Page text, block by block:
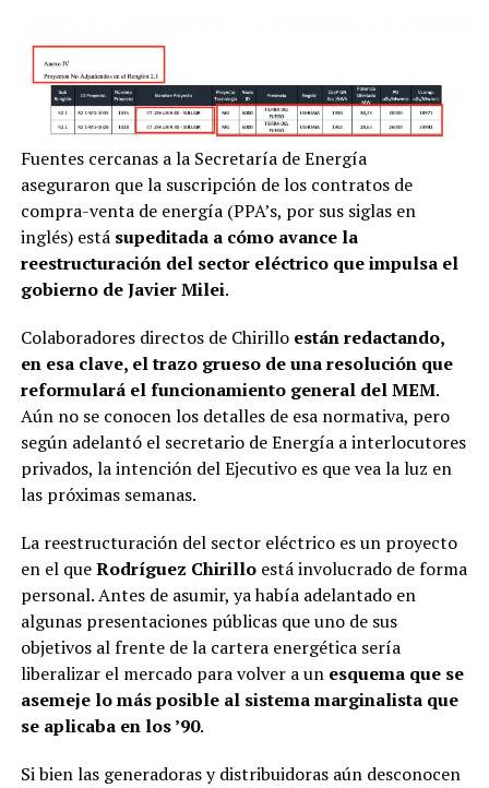
Fuentes cercanas a la Secretaría de Energía
aseguraron que la suscripción de los contratos de
compra-venta de energía (PPA’s, por sus siglas en
inglés) estásupeditada a cómo avance la
reestructuración del sector eléctrico que impulsa el
gobierno de Javier Milei.
Colaboradores directos de Chirillo están redactando,
en esa clave, el trazo grueso de una resolución que
reformulará el funcionamiento general del MEM.
Aún no se conocen los detalles de esa normativa, pero
según adelantó el secretario de Energía a interlocutores
privados, la intención del Ejecutivo es que vea la luz en
las próximas semanas.
La reestructuración del sector eléctrico es un proyecto
en el queRodríguez Chirilloestá involucrado de forma
personal. Antes de asumir, ya había adelantado en
algunas presentaciones públicas que uno de sus
objetivos al frente de la cartera energética sería
liberalizar el mercado para volver a un esquema que se
asemeje lo más posible al sistema marginalista que
se aplicaba en los ’90.
Si bien las generadoras y distribuidoras aún desconocen